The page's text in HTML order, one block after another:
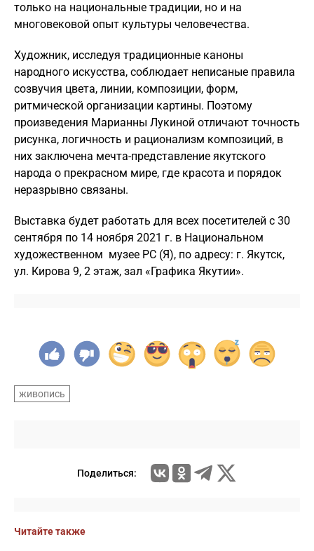
только на национальные традиции, но и на
многовековой опыт культуры человечества.
Художник, исследуя традиционные каноны
народного искусства, соблюдает неписаные правила
созвучия цвета, линии, композиции, форм,
ритмической организации картины. Поэтому
произведения Марианны Лукиной отличают точность
рисунка, логичность и рационализм композиций, в
них заключена мечта-представление якутского
народа о прекрасном мире, где красота и порядок
неразрывно связаны.
Выставка будет работать для всех посетителей с 30
сентября по 14 ноября 2021 г. в Национальном
художественном музее РС (Я), по адресу: г. Якутск,
ул. Кирова 9, 2 этаж, зал «Графика Якутии».
живопись
Поделиться:
Читайте также